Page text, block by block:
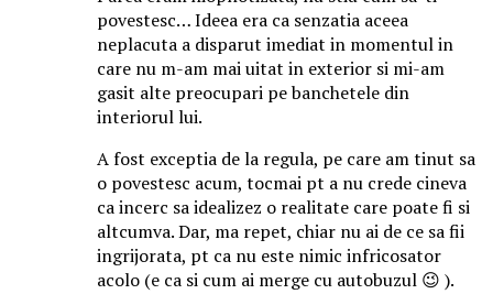
povestesc… Ideea era ca senzatia aceea
neplacuta a disparut imediat in momentul in
care nu m-am mai uitat in exterior si mi-am
gasit alte preocupari pe banchetele din
interiorul lui.
A fost exceptia de la regula, pe care am tinut sa
o povestesc acum, tocmai pt a nu crede cineva
ca incerc sa idealizez o realitate care poate fi si
altcumva. Dar, ma repet, chiar nu ai de ce sa fii
ingrijorata, pt ca nu este nimic infricosator
acolo (e ca si cum ai merge cu autobuzul 😉 ).